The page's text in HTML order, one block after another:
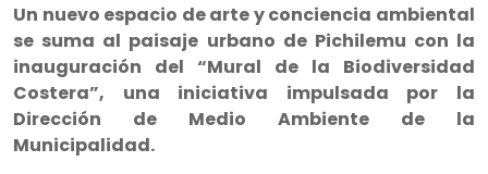
Un nuevo espacio de arte y conciencia ambiental
se suma al paisaje urbano de Pichilemu con la
inauguración del “Mural de la Biodiversidad
Costera”, una iniciativa impulsada por la
Dirección de Medio Ambiente de la
Municipalidad.